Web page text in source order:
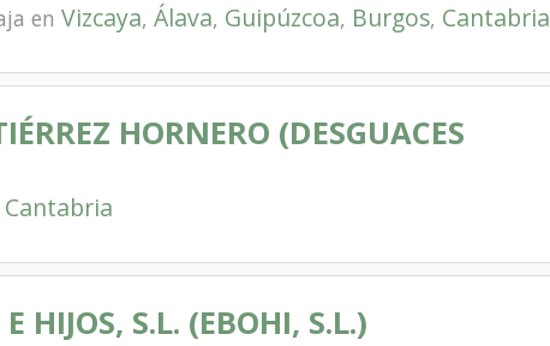
en Vizcaya, Álava, Guipúzcoa, Burgos, Cantabria
HORNERO (DESGUACES
Cantabria
HIJOS, S.L. (EBOHI, S.L.)